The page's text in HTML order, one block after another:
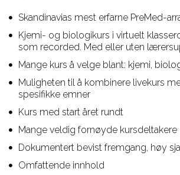
Skandinavias mest erfarne PreMed-
Kjemi- og biologikurs i virtuelt
som recorded. Med eller uten
Mange kurs å velge blant: kjemi,
Muligheten til å kombinere livekurs
spesifikke emner
Kurs med start året rundt
Mange veldig fornøyde kursdeltakere
Dokumentert bevist fremgang, høy
Omfattende innhold